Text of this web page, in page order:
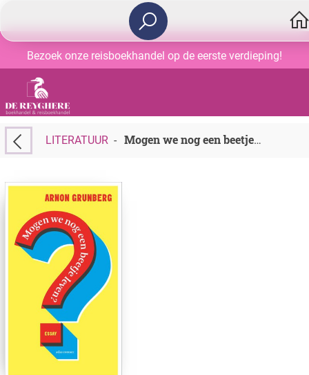
Bezoek onze reisboekhandel op de eerste verdieping!
LITERATUUR- Mogen we nog een beetje leven?